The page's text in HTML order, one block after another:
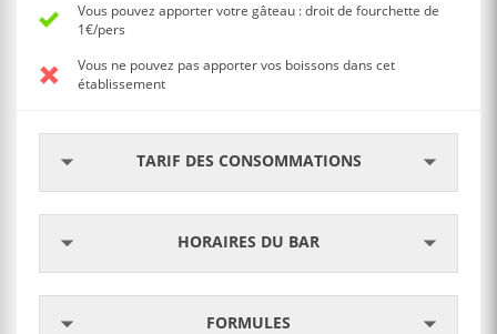
TARIF DES CONSOMMATIONS
HORAIRES DU BAR
FORMULES
Vous pouvez apporter votre gâteau : droit de fourchette de
1€/pers
Vous ne pouvez pas apporter vos boissons dans cet
établissement